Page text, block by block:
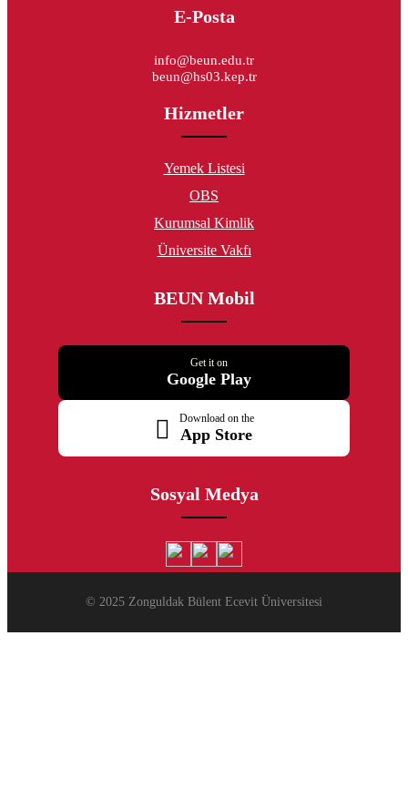
E-Posta
info@beun.edu.tr
beun@hs03.kep.tr
Hizmetler
Yemek Listesi
OBS
Kurumsal Kimlik
Üniversite Vakfı
BEUN Mobil
Get it on
Google Play
Download on the
App Store
Sosyal Medya
© 2025 Zonguldak Bülent Ecevit Üniversitesi